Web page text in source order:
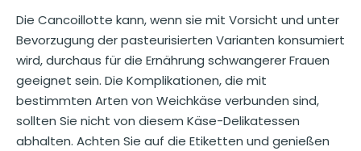
Die Cancoillotte kann, wenn sie mit Vorsicht und unter
Bevorzugung der pasteurisierten Varianten konsumiert
wird, durchaus für die Ernährung schwangerer Frauen
geeignet sein. Die Komplikationen, die mit
bestimmten Arten von Weichkäse verbunden sind,
sollten Sie nicht von diesem Käse-Delikatessen
abhalten. Achten Sie auf die Etiketten und genießen